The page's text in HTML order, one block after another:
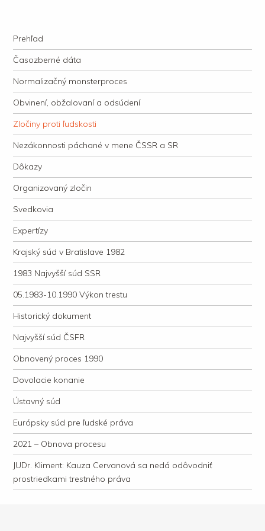
justície
Navigation
Skip to content
Prehľad
Časozberné dáta
Normalizačný monsterproces
Obvinení, obžalovaní a odsúdení
Zločiny proti ľudskosti
Nezákonnosti páchané v mene ČSSR a SR
Dôkazy
Organizovaný zločin
Svedkovia
Expertízy
Krajský súd v Bratislave 1982
1983 Najvyšší súd SSR
05.1983-10.1990 Výkon trestu
Historický dokument
Najvyšší súd ČSFR
Obnovený proces 1990
Dovolacie konanie
Ústavný súd
Európsky súd pre ľudské práva
2021 – Obnova procesu
JUDr. Kliment: Kauza Cervanová sa nedá odôvodniť
prostriedkami trestného práva